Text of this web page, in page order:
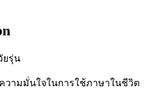
ยรุ่น
วามมั่นใจในการใช้ภาษาในชีวิต